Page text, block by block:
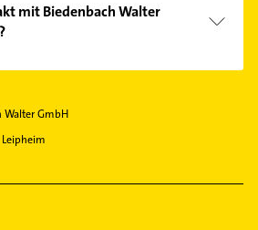
mit Biedenbach Walter
Bereich auswählen. Hier
Walter GmbH
Leipheim